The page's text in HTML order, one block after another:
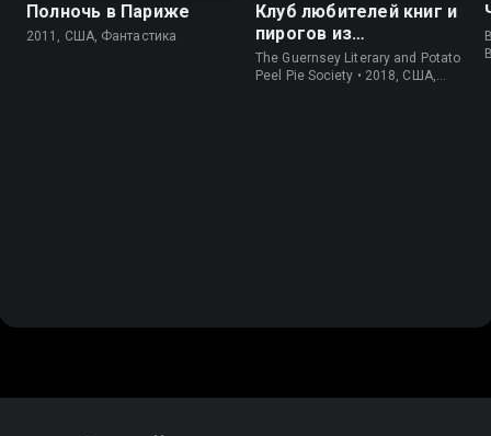
Полночь в Париже
2011, США, Фантастика
Клуб любителей книг и
пирогов из
картофельных
очистков
The Guernsey Literary and Potato
Peel Pie Society • 2018, США,